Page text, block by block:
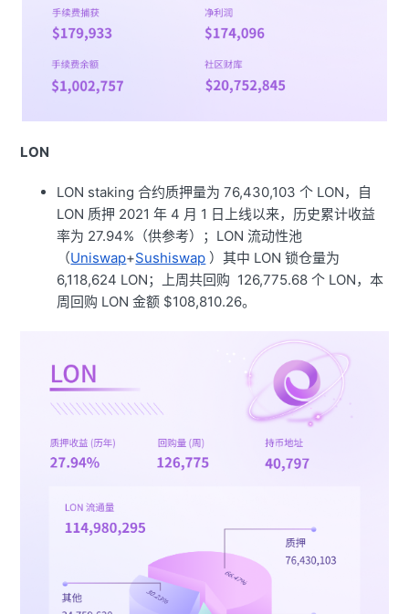
LON
LON staking 合约质押量为 76,430,103 个 LON，自
LON 质押 2021 年 4 月 1 日上线以来，历史累计收益
率为 27.94%（供参考）；LON 流动性池
（Uniswap+Sushiswap ）其中 LON 锁仓量为
6,118,624 LON；上周共回购 126,775.68 个 LON，本
周回购 LON 金额 $108,810.26。